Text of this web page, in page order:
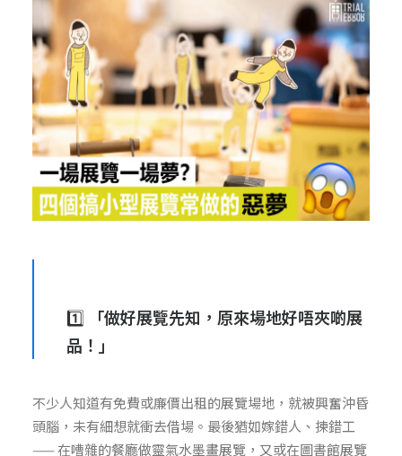
1️⃣
「做好展覽先知，原來場地好唔夾啲展
品！」
不少人知道有免費或廉價出租的展覽場地，就被興奮沖昏
頭腦，未有細想就衝去借場。最後猶如嫁錯人、揀錯工
—— 在嘈雜的餐廳做靈氣水墨畫展覽，又或在圖書館展覽